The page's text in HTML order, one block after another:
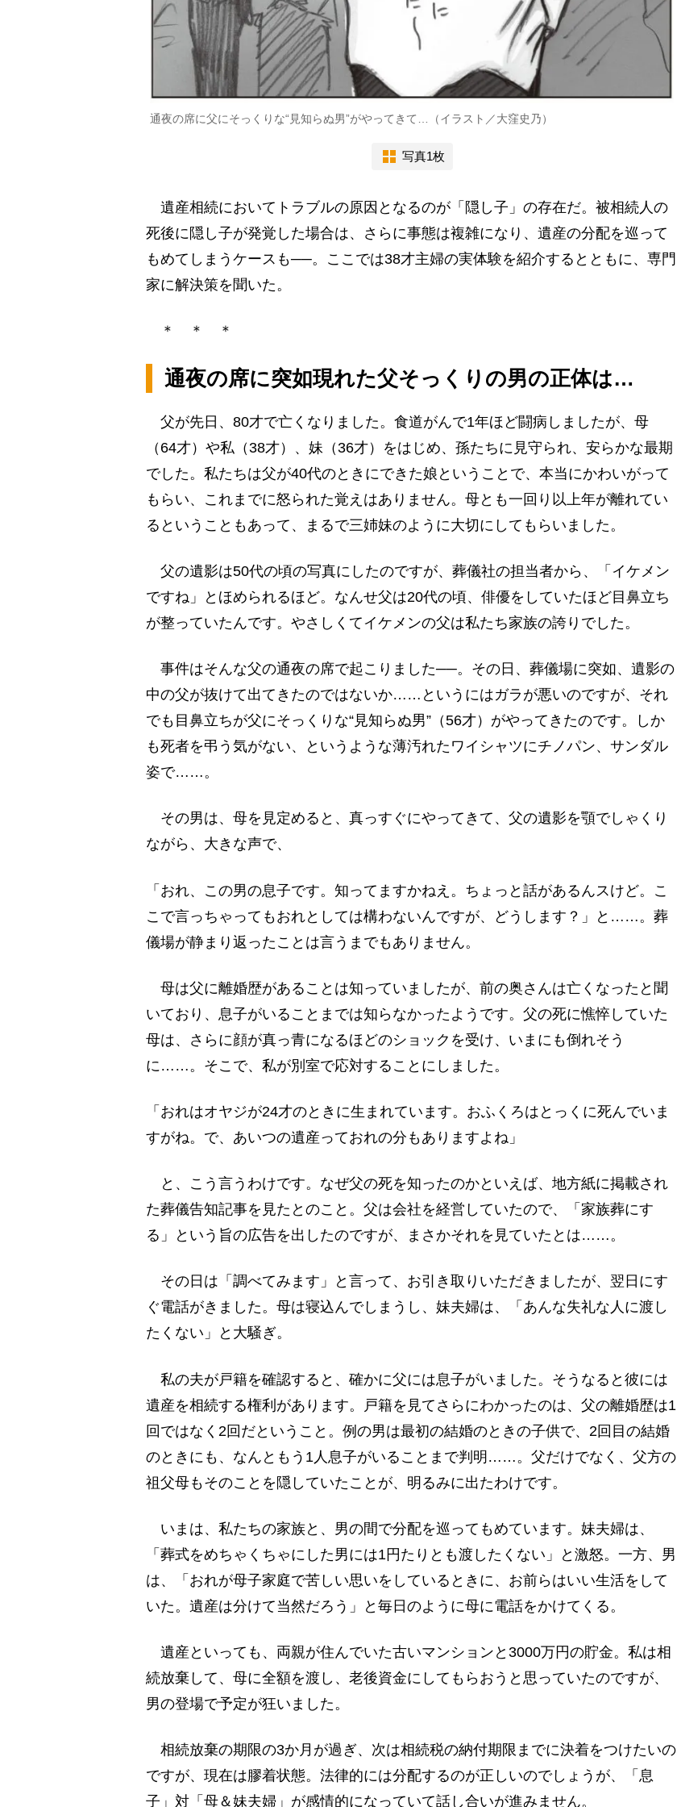
通夜の席に父にそっくりな“見知らぬ男”がやってきて…（イラスト／大窪史乃）
写真1枚
遺産相続においてトラブルの原因となるのが「隠し子」の存在だ。被相続人の
死後に隠し子が発覚した場合は、さらに事態は複雑になり、遺産の分配を巡って
もめてしまうケースも──。ここでは38才主婦の実体験を紹介するとともに、専門
家に解決策を聞いた。
＊ ＊ ＊
通夜の席に突如現れた父そっくりの男の正体は…
父が先日、80才で亡くなりました。食道がんで1年ほど闘病しましたが、母
（64才）や私（38才）、妹（36才）をはじめ、孫たちに見守られ、安らかな最期
でした。私たちは父が40代のときにできた娘ということで、本当にかわいがって
もらい、これまでに怒られた覚えはありません。母とも一回り以上年が離れてい
るということもあって、まるで三姉妹のように大切にしてもらいました。
父の遺影は50代の頃の写真にしたのですが、葬儀社の担当者から、「イケメン
ですね」とほめられるほど。なんせ父は20代の頃、俳優をしていたほど目鼻立ち
が整っていたんです。やさしくてイケメンの父は私たち家族の誇りでした。
事件はそんな父の通夜の席で起こりました──。その日、葬儀場に突如、遺影の
中の父が抜けて出てきたのではないか……というにはガラが悪いのですが、それ
でも目鼻立ちが父にそっくりな“見知らぬ男”（56才）がやってきたのです。しか
も死者を弔う気がない、というような薄汚れたワイシャツにチノパン、サンダル
姿で……。
その男は、母を見定めると、真っすぐにやってきて、父の遺影を顎でしゃくり
ながら、大きな声で、
「おれ、この男の息子です。知ってますかねえ。ちょっと話があるんスけど。こ
こで言っちゃってもおれとしては構わないんですが、どうします？」と……。葬
儀場が静まり返ったことは言うまでもありません。
母は父に離婚歴があることは知っていましたが、前の奥さんは亡くなったと聞
いており、息子がいることまでは知らなかったようです。父の死に憔悴していた
母は、さらに顔が真っ青になるほどのショックを受け、いまにも倒れそう
に……。そこで、私が別室で応対することにしました。
「おれはオヤジが24才のときに生まれています。おふくろはとっくに死んでいま
すがね。で、あいつの遺産っておれの分もありますよね」
と、こう言うわけです。なぜ父の死を知ったのかといえば、地方紙に掲載され
た葬儀告知記事を見たとのこと。父は会社を経営していたので、「家族葬にす
る」という旨の広告を出したのですが、まさかそれを見ていたとは……。
その日は「調べてみます」と言って、お引き取りいただきましたが、翌日にす
ぐ電話がきました。母は寝込んでしまうし、妹夫婦は、「あんな失礼な人に渡し
たくない」と大騒ぎ。
私の夫が戸籍を確認すると、確かに父には息子がいました。そうなると彼には
遺産を相続する権利があります。戸籍を見てさらにわかったのは、父の離婚歴は1
回ではなく2回だということ。例の男は最初の結婚のときの子供で、2回目の結婚
のときにも、なんともう1人息子がいることまで判明……。父だけでなく、父方の
祖父母もそのことを隠していたことが、明るみに出たわけです。
いまは、私たちの家族と、男の間で分配を巡ってもめています。妹夫婦は、
「葬式をめちゃくちゃにした男には1円たりとも渡したくない」と激怒。一方、男
は、「おれが母子家庭で苦しい思いをしているときに、お前らはいい生活をして
いた。遺産は分けて当然だろう」と毎日のように母に電話をかけてくる。
遺産といっても、両親が住んでいた古いマンションと3000万円の貯金。私は相
続放棄して、母に全額を渡し、老後資金にしてもらおうと思っていたのですが、
男の登場で予定が狂いました。
相続放棄の期限の3か月が過ぎ、次は相続税の納付期限までに決着をつけたいの
ですが、現在は膠着状態。法律的には分配するのが正しいのでしょうが、「息
子」対「母＆妹夫婦」が感情的になっていて話し合いが進みません。